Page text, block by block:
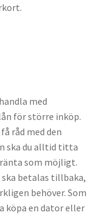
med
för större inköp.
råd med den
ska du alltid titta
som möjligt.
betalas tillbaka,
behöver. Som
köpa en dator eller